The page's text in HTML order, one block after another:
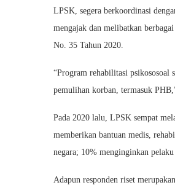
LPSK, segera berkoordinasi
mengajak dan melibatkan
No. 35 Tahun 2020.
“Program rehabilitasi psikososoal
pemulihan korban, termasuk
Pada 2020 lalu, LPSK sempat
memberikan bantuan medis,
negara; 10% menginginkan
Adapun responden riset